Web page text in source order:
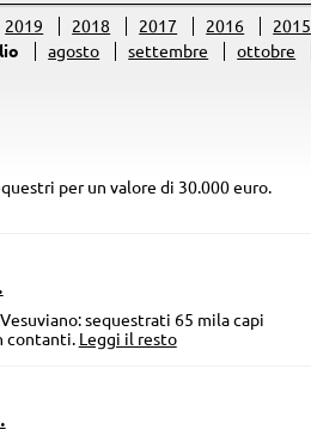
2019 2018 2017 2016 2015
agosto settembre ottobre
per un valore di 30.000 euro.
sequestrati 65 mila capi
contanti. Leggi il resto